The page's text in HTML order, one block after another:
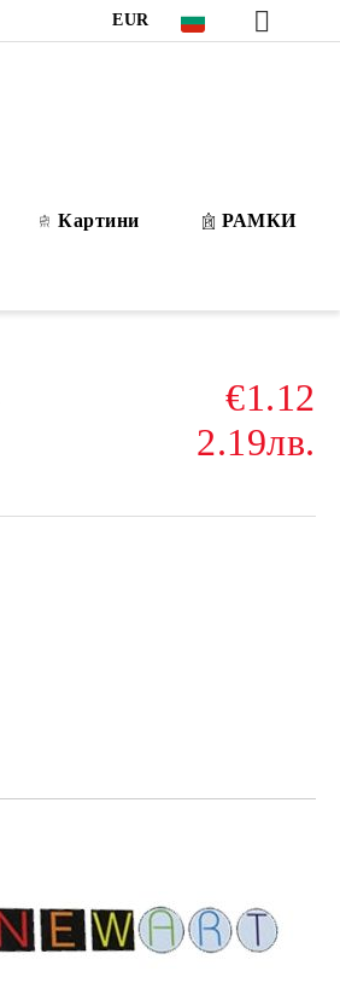
EUR
Картини РАМКИ
€1.12
2.19лв.